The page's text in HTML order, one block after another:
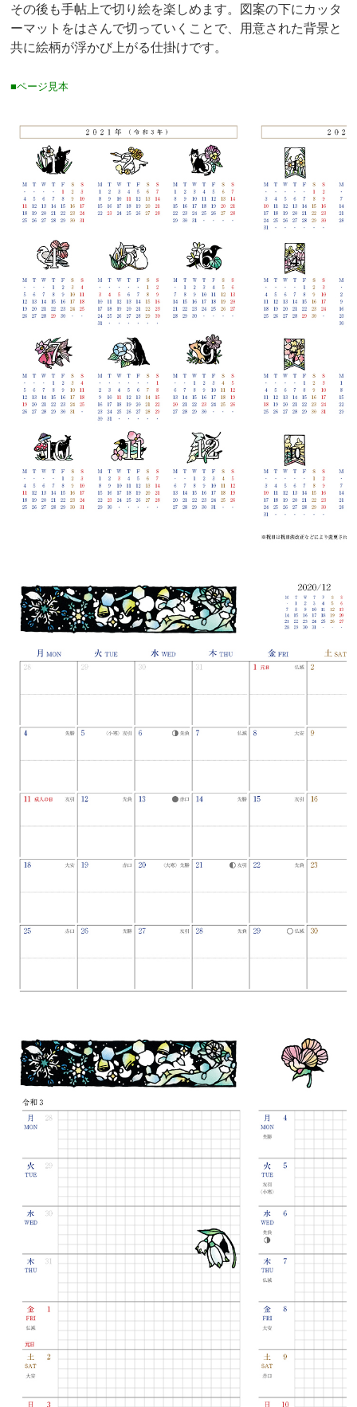
その後も手帖上で切り絵を楽しめます。図案の下にカッタ
ーマットをはさんで切っていくことで、用意された背景と
共に絵柄が浮かび上がる仕掛けです。
■ページ見本